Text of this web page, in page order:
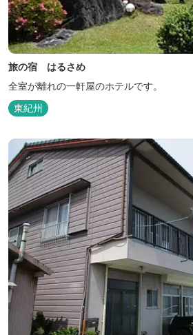
旅の宿 はるさめ
全室が離れの一軒屋のホテルです。
東紀州